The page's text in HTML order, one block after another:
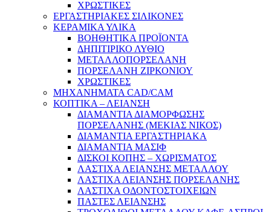
ΧΡΩΣΤΙΚΕΣ
ΕΡΓΑΣΤΗΡΙΑΚΕΣ ΣΙΛΙΚΟΝΕΣ
ΚΕΡΑΜΙΚΑ ΥΛΙΚΑ
ΒΟΗΘΗΤΙΚΑ ΠΡΟΪΟΝΤΑ
ΔΗΠΙΤΙΡΙΚΟ ΛΥΘΙΟ
ΜΕΤΑΛΛΟΠΟΡΣΕΛΑΝΗ
ΠΟΡΣΕΛΑΝΗ ΖΙΡΚΟΝΙΟΥ
ΧΡΩΣΤΙΚΕΣ
ΜΗΧΑΝΗΜΑΤΑ CAD/CAM
ΚΟΠΤΙΚΑ – ΛΕΙΑΝΣΗ
ΔΙΑΜΑΝΤΙΑ ΔΙΑΜΟΡΦΩΣΗΣ
ΠΟΡΣΕΛΑΝΗΣ (ΜΕΚΙΑΣ ΝΙΚΟΣ)
ΔΙΑΜΑΝΤΙΑ ΕΡΓΑΣΤΗΡΙΑΚΑ
ΔΙΑΜΑΝΤΙΑ ΜΑΣΙΦ
ΔΙΣΚΟΙ ΚΟΠΗΣ – ΧΩΡΙΣΜΑΤΟΣ
ΛΑΣΤΙΧΑ ΛΕΙΑΝΣΗΣ ΜΕΤΑΛΛΟΥ
ΛΑΣΤΙΧΑ ΛΕΙΑΝΣΗΣ ΠΟΡΣΕΛΑΝΗΣ
ΛΑΣΤΙΧΑ ΟΔΟΝΤΟΣΤΟΙΧΕΙΩΝ
ΠΑΣΤΕΣ ΛΕΙΑΝΣΗΣ